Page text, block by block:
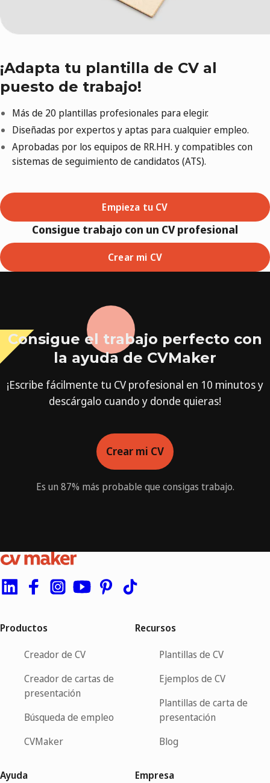
¡Adapta tu plantilla de CV al
puesto de trabajo!
Más de 20 plantillas profesionales para elegir.
Diseñadas por expertos y aptas para cualquier empleo.
Aprobadas por los equipos de RR.HH. y compatibles con
sistemas de seguimiento de candidatos (ATS).
Empieza tu CV
Consigue trabajo con un CV profesional
Crear mi CV
Consigue el trabajo perfecto con
la ayuda de CVMaker
¡Escribe fácilmente tu CV profesional en 10 minutos y
descárgalo cuando y donde quieras!
Crear mi CV
Es un 87% más probable que consigas trabajo.
Productos
Creador de CV
Creador de cartas de
presentación
Búsqueda de empleo
CVMaker
Recursos
Plantillas de CV
Ejemplos de CV
Plantillas de carta de
presentación
Blog
Ayuda
Empresa